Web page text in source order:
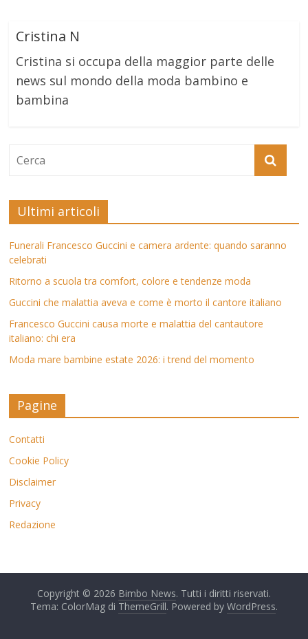
Cristina N
Cristina si occupa della maggior parte delle
news sul mondo della moda bambino e
bambina
Ultimi articoli
Funerali Francesco Guccini e camera ardente: quando saranno
celebrati
Ritorno a scuola tra comfort, colore e tendenze moda
Guccini che malattia aveva e come è morto il cantore italiano
Francesco Guccini causa morte e malattia del cantautore
italiano: chi era
Moda mare bambine estate 2026: i trend del momento
Pagine
Contatti
Cookie Policy
Disclaimer
Privacy
Redazione
Copyright © 2026 Bimbo News. Tutti i diritti riservati.
Tema: ColorMag di ThemeGrill. Powered by WordPress.